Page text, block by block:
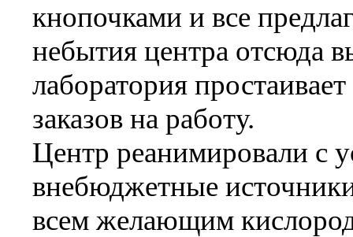
кнопочками и все
небытия центра отсюда
лаборатория
заказов на работу.
Центр реанимировали с
внебюджетные
всем желающим